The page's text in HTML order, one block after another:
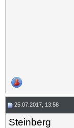
25.07.2017, 13:58
Steinberg